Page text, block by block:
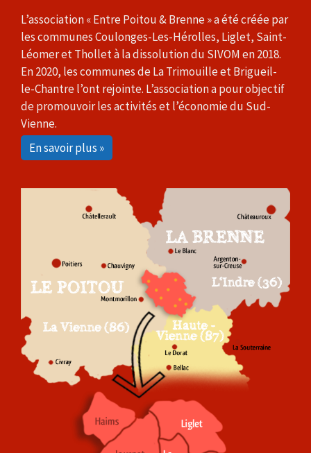
L’association « Entre Poitou & Brenne » a été créée par
les communes Coulonges-Les-Hérolles, Liglet, Saint-
Léomer et Thollet à la dissolution du SIVOM en 2018.
En 2020, les communes de La Trimouille et Brigueil-
le-Chantre l’ont rejointe. L’association a pour objectif
de promouvoir les activités et l’économie du Sud-
Vienne.
En savoir plus »